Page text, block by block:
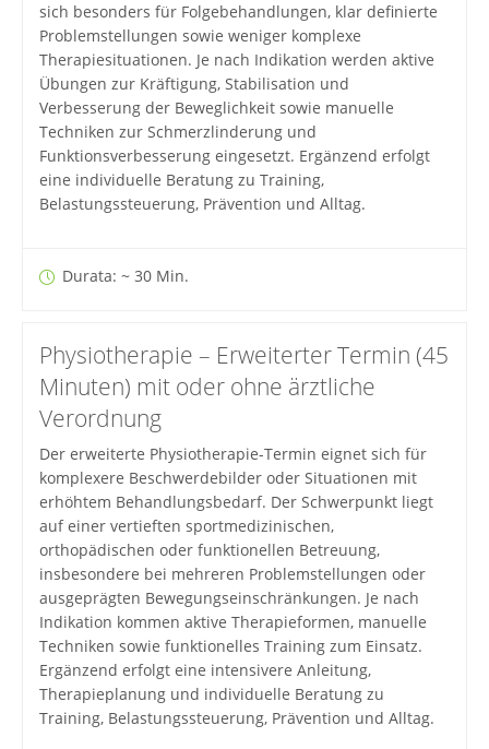
sich besonders für Folgebehandlungen, klar definierte
Problemstellungen sowie weniger komplexe
Therapiesituationen. Je nach Indikation werden aktive
Übungen zur Kräftigung, Stabilisation und
Verbesserung der Beweglichkeit sowie manuelle
Techniken zur Schmerzlinderung und
Funktionsverbesserung eingesetzt. Ergänzend erfolgt
eine individuelle Beratung zu Training,
Belastungssteuerung, Prävention und Alltag.
Durata: ~ 30 Min.
Physiotherapie – Erweiterter Termin (45
Minuten) mit oder ohne ärztliche
Verordnung
Der erweiterte Physiotherapie-Termin eignet sich für
komplexere Beschwerdebilder oder Situationen mit
erhöhtem Behandlungsbedarf. Der Schwerpunkt liegt
auf einer vertieften sportmedizinischen,
orthopädischen oder funktionellen Betreuung,
insbesondere bei mehreren Problemstellungen oder
ausgeprägten Bewegungseinschränkungen. Je nach
Indikation kommen aktive Therapieformen, manuelle
Techniken sowie funktionelles Training zum Einsatz.
Ergänzend erfolgt eine intensivere Anleitung,
Therapieplanung und individuelle Beratung zu
Training, Belastungssteuerung, Prävention und Alltag.